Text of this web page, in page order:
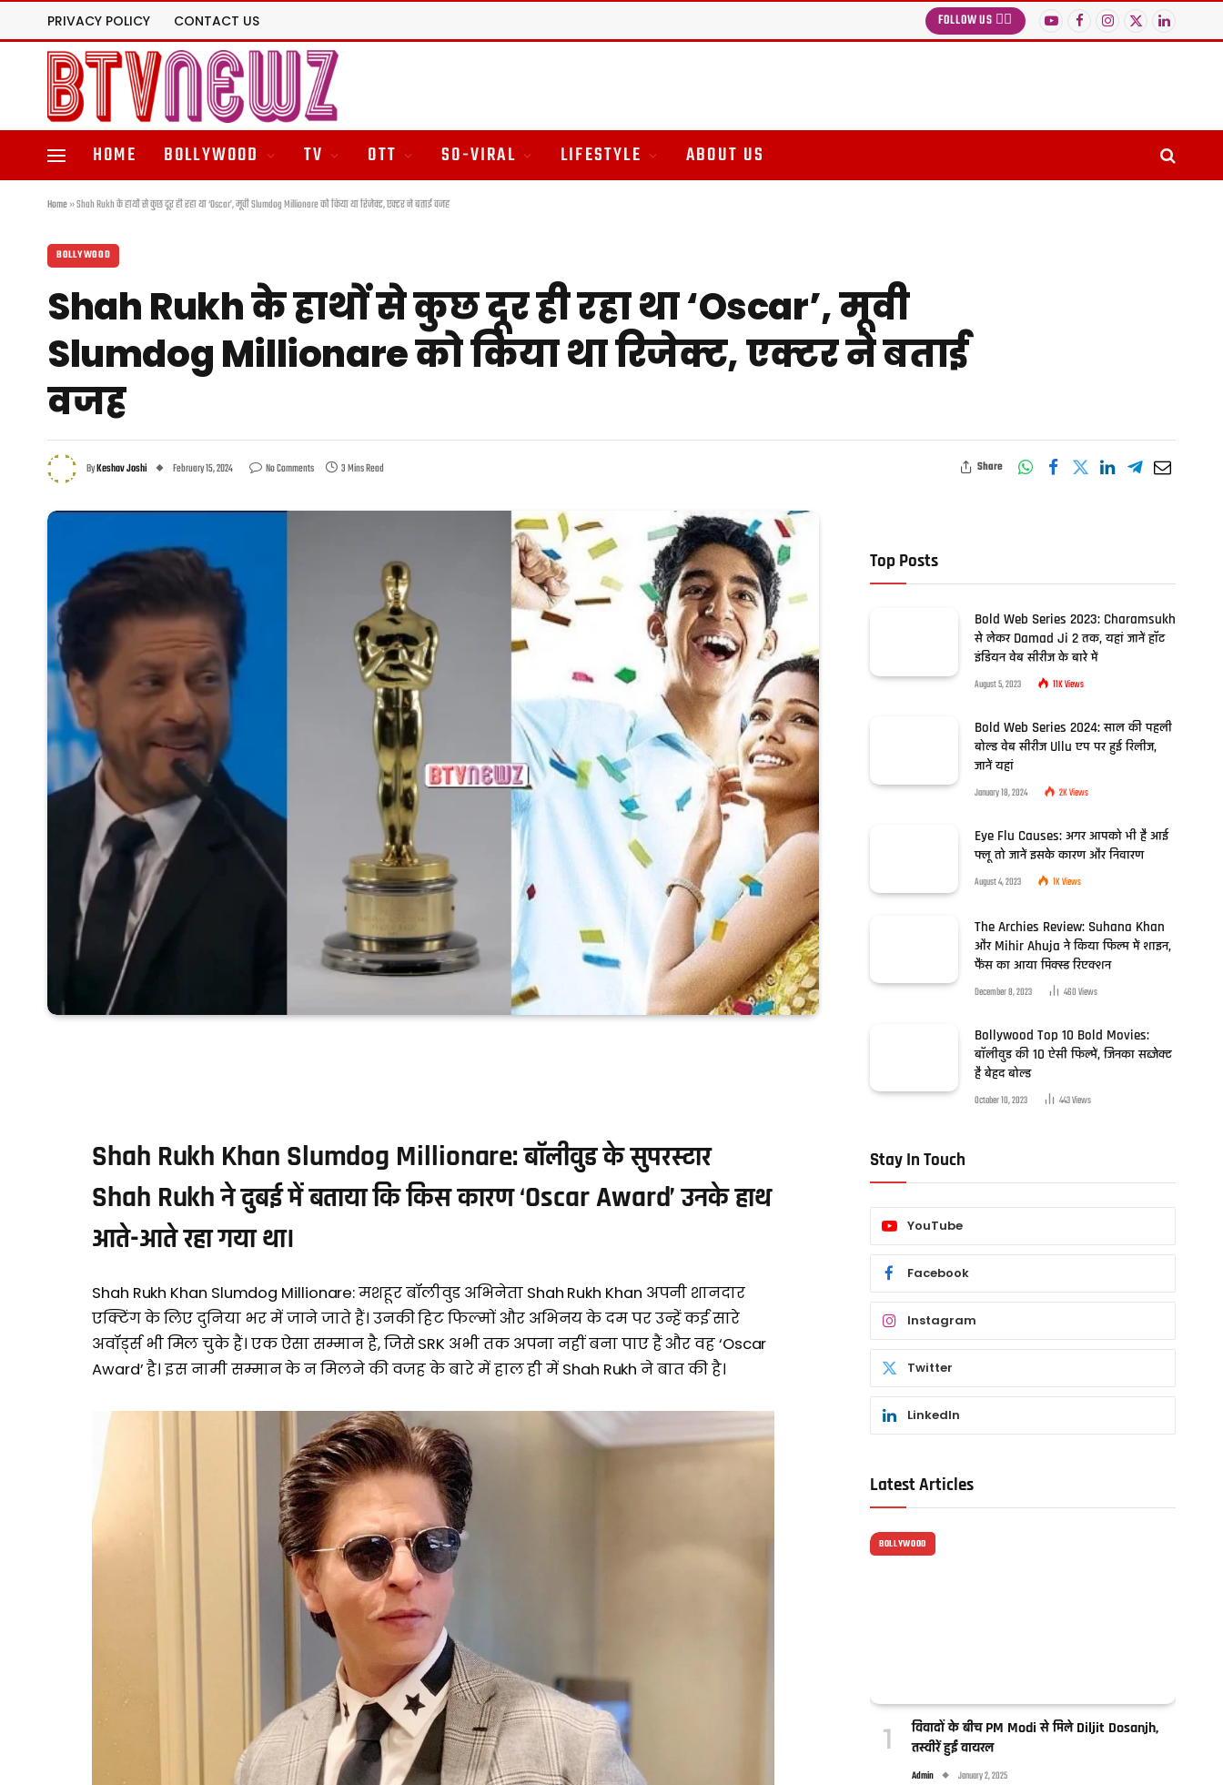
PRIVACY POLICY CONTACT US FOLLOW US 👉🏻 YouTubeFacebook
Instagram
X
(Twitter)
LinkedIn
HOME BOLLYWOOD TV OTT SO-VIRAL LIFESTYLE ABOUT US
Home»Shah Rukh के हाथों से कुछ दूर ही रहा था ‘Oscar’, मूवी Slumdog Millionare को किया था रिजेक्ट, एक्टर ने बताई वजह
BOLLYWOOD
Shah Rukh के हाथों से कुछ दूर ही रहा था ‘Oscar’, मूवी
Slumdog Millionare को किया था रिजेक्ट, एक्टर ने बताई
वजह
ByKeshav Joshi February 15, 2024 No Comments 3 Mins Read Share
Shah Rukh Khan Slumdog Millionare: बॉलीवुड के सुपरस्टार
Shah Rukh ने दुबई में बताया कि किस कारण ‘Oscar Award’ उनके हाथ
आते-आते रहा गया था।
Shah Rukh Khan Slumdog Millionare: मशहूर बॉलीवुड अभिनेता Shah Rukh Khan अपनी शानदार
एक्टिंग के लिए दुनिया भर में जाने जाते हैं। उनकी हिट फिल्मों और अभिनय के दम पर उन्हें कई सारे
अवॉर्ड्स भी मिल चुके हैं। एक ऐसा सम्मान है, जिसे SRK अभी तक अपना नहीं बना पाए हैं और वह ‘Oscar
Award’ है। इस नामी सम्मान के न मिलने की वजह के बारे में हाल ही में Shah Rukh ने बात की है।
Top Posts
Bold Web Series 2023: Charamsukh
से लेकर Damad Ji 2 तक, यहां जानें हॉट
इंडियन वेब सीरीज के बारे में
August 5, 2023 11KViews
Bold Web Series 2024: साल की पहली
बोल्ड वेब सीरीज Ullu एप पर हुई रिलीज,
जानें यहां
January 18, 2024 2KViews
Eye Flu Causes: अगर आपको भी है आई
फ्लू तो जानें इसके कारण और निवारण
August 4, 2023 1KViews
The Archies Review: Suhana Khan
और Mihir Ahuja ने किया फिल्म में शाइन,
फैंस का आया मिक्स्ड रिएक्शन
December 8, 2023 460Views
Bollywood Top 10 Bold Movies:
बॉलीवुड की 10 ऐसी फिल्में, जिनका सब्जेक्ट
है बेहद बोल्ड
October 10, 2023 443Views
Stay In Touch
YouTube
Facebook
Instagram
Twitter
LinkedIn
Latest Articles
BOLLYWOOD
विवादों के बीच PM Modi से मिले Diljit Dosanjh,
तस्वीरें हुईं वायरल
Admin January 2, 2025